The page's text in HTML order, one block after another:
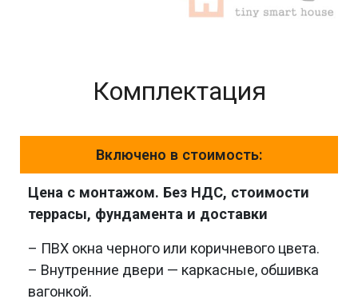
Комплектация
Включено в стоимость:
Цена с монтажом. Без НДС, стоимости
террасы, фундамента и доставки
– ПВХ окна черного или коричневого цвета.
– Внутренние двери — каркасные, обшивка
вагонкой.